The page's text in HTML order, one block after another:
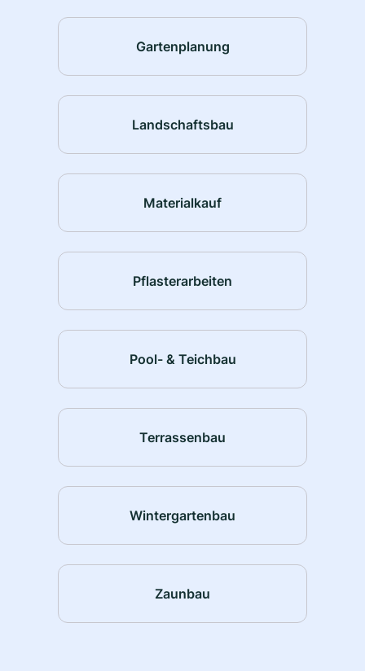
Gartenplanung
Landschaftsbau
Materialkauf
Pflasterarbeiten
Pool- & Teichbau
Terrassenbau
Wintergartenbau
Zaunbau